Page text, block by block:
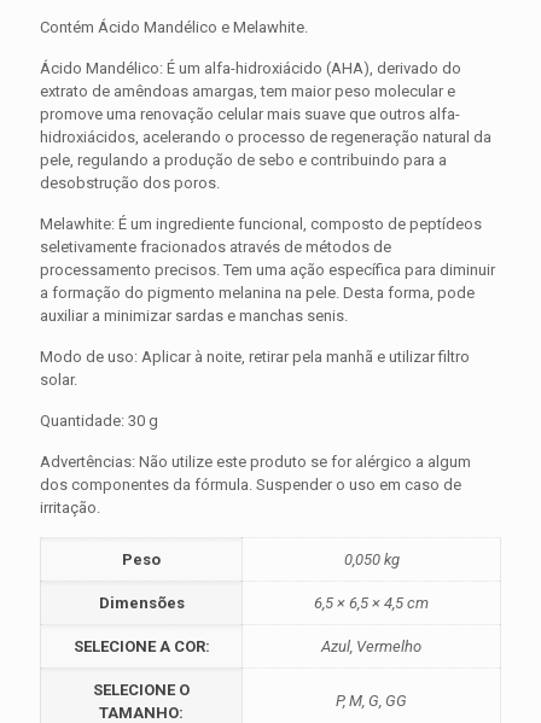
Contém Ácido Mandélico e Melawhite.
Ácido Mandélico: É um alfa-hidroxiácido (AHA), derivado do
extrato de amêndoas amargas, tem maior peso molecular e
promove uma renovação celular mais suave que outros alfa-
hidroxiácidos, acelerando o processo de regeneração natural da
pele, regulando a produção de sebo e contribuindo para a
desobstrução dos poros.
Melawhite: É um ingrediente funcional, composto de peptídeos
seletivamente fracionados através de métodos de
processamento precisos. Tem uma ação específica para diminuir
a formação do pigmento melanina na pele. Desta forma, pode
auxiliar a minimizar sardas e manchas senis.
Modo de uso: Aplicar à noite, retirar pela manhã e utilizar filtro
solar.
Quantidade: 30 g
Advertências: Não utilize este produto se for alérgico a algum
dos componentes da fórmula. Suspender o uso em caso de
irritação.
Peso 0,050 kg
Dimensões 6,5 × 6,5 × 4,5 cm
SELECIONE A COR: Azul, Vermelho
SELECIONE O
TAMANHO:
P, M, G, GG